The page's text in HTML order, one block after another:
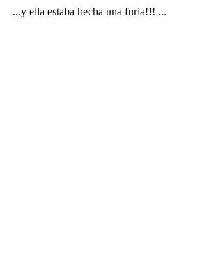
...y ella estaba hecha una furia!!! ...